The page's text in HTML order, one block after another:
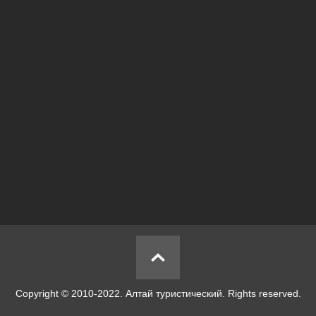
Copyright © 2010-2022. Алтай туристический. Rights reserved.